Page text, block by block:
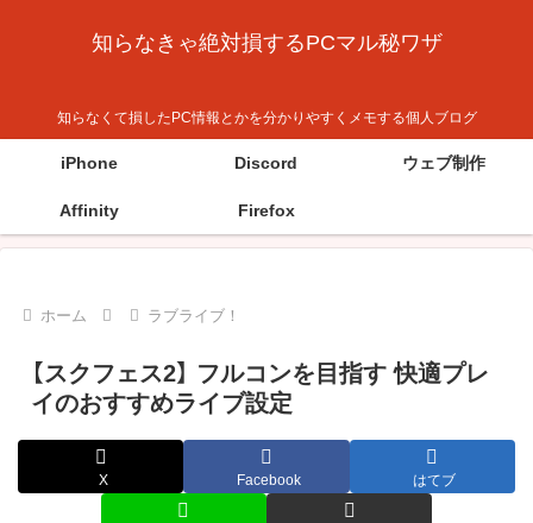
知らなきゃ絶対損するPCマル秘ワザ
知らなくて損したPC情報とかを分かりやすくメモする個人ブログ
iPhone Discord ウェブ制作
Affinity Firefox
ホーム ラブライブ！
【スクフェス2】 フルコンを目指す 快適プレ
イのおすすめライブ設定
X Facebook はてブ